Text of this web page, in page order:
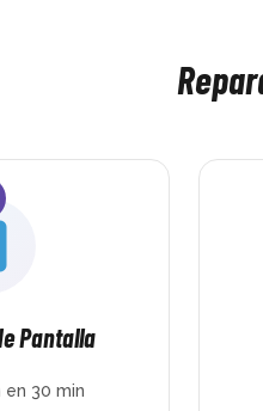
Pantalla
en 30 min